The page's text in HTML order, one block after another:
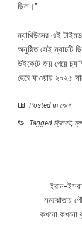
ছিল।”
ম্যাথিউসের এই
অনুষ্ঠিত সেই ম্যাচটি
উইকেটে জয় পেয়ে
হেরে যাওয়ায় ২০২৫
Posted in খেলা
Tagged ক্রিকেট,
ইরান-
সমঝোতায়
কখনো কখনো